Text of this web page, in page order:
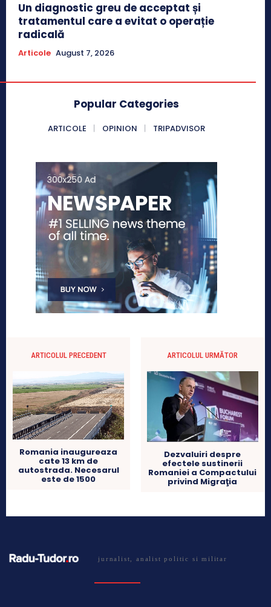
Un diagnostic greu de acceptat și
tratamentul care a evitat o operație
radicală
Articole August 7, 2026
Popular Categories
ARTICOLE OPINION TRIPADVISOR
ARTICOLUL PRECEDENT
Romania inaugureaza
cate 13 km de
autostrada. Necesarul
este de 1500
ARTICOLUL URMĂTOR
Dezvaluiri despre
efectele sustinerii
Romaniei a Compactului
privind Migraţia
jurnalist, analist politic si militar